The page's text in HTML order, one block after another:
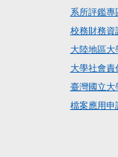
系所評鑑專
校務財務資
大陸地區大
大學社會責
臺灣國立大
檔案應用申